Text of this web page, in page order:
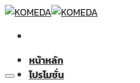
Skip
content
หน้าหลัก
โปรโมชั่น